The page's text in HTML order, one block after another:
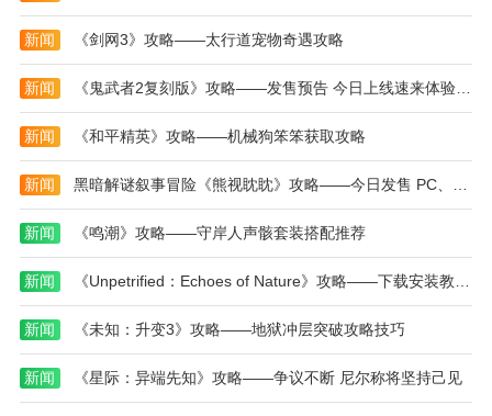
面。可以查看当天的节假日和农历日期，还能提醒生日
和重要事项。
该应用还有备忘录功能，可以让用户随时记录想法
和待办事项，方便管理自己的时间和任务。
本款软件的反馈与更新也很及时，开发者会根据用
户的意见进行优化和改进，让用户体验更好。让我觉得
很贴心。
更新日志
最新版本：v6.1.8 更新时间：2025-04-24
细节调整，修复已知bug～
新闻 《剑网3》攻略——太行道宠物奇遇攻略
新闻 《鬼武者2复刻版》攻略——发售预告 今日上线速来体验经典
新闻 《和平精英》攻略——机械狗笨笨获取攻略
新闻
新闻 《鸣潮》攻略——守岸人声骸套装搭配推荐
新闻
新闻 《未知：升变3》攻略——地狱冲层突破攻略技巧
新闻 《星际：异端先知》攻略——争议不断 尼尔称将坚持己见